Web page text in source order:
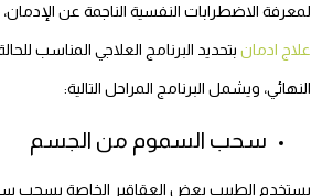
لمعرفة الاضطرابات النفسية الناجمة عن
علاج ادمان بتحديد البرنامج العلاجي المناسب
النهائي، ويشمل البرنامج المراحل التالية:
سحب السموم من الجسم
يستخدم الطبيب بعض العقاقير الخاصة بسحب